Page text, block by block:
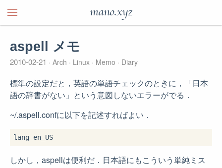
mano.xyz
aspell メモ
2010-02-21 Arch Linux Memo Diary
標準の設定だと，英語の単語チェックのときに，「日本
語の辞書がない」という意図しないエラーがでる．
~/.aspell.confに以下を記述すればよい．
しかし，aspellは便利だ．日本語にもこういう単純ミス